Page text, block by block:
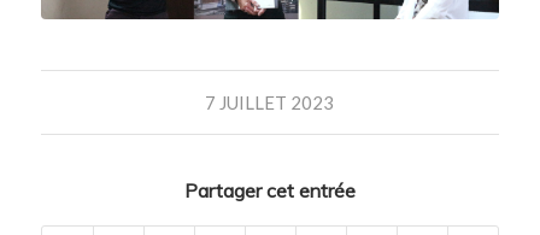
7 JUILLET 2023
Partager cet entrée